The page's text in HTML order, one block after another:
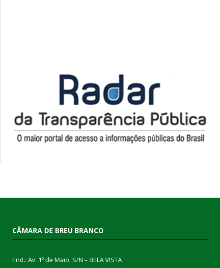
CÂMARA DE BREU BRANCO
End.: Av. 1º de Maio, S/N – BELA VISTA